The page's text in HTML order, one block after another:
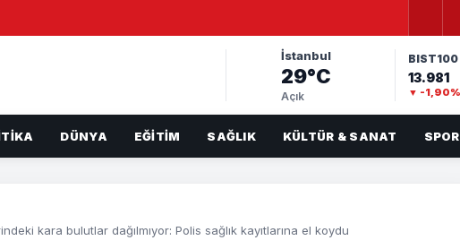
İstanbul
29°C
Açık
BIST100
13.981
▼ -1,90%
DÜNYA EĞITIM SAĞLIK KÜLTÜR & SANAT SPOR
kara bulutlar dağılmıyor: Polis sağlık kayıtlarına el koydu